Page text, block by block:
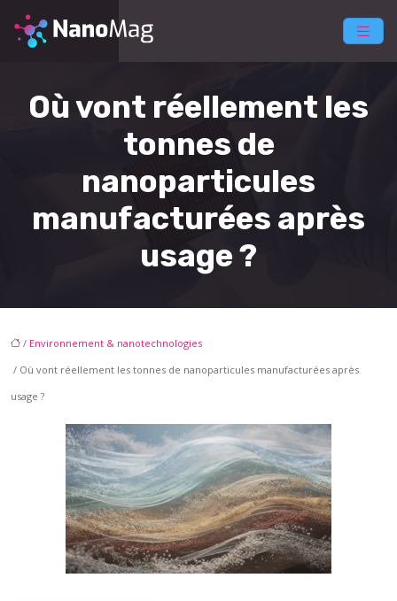
Où vont réellement les
tonnes de
nanoparticules
manufacturées après
usage ?
/ Environnement & nanotechnologies
/ Où vont réellement les tonnes de nanoparticules manufacturées après
usage ?